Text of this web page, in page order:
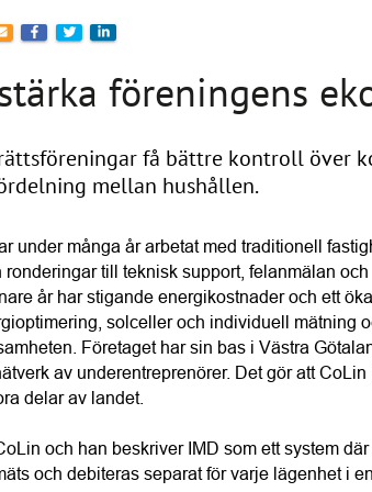
föreningens
få bättre kontroll över
mellan hushållen.
under många år arbetat med traditionell
till teknisk support, felanmälan och
år har stigande energikostnader och ett
solceller och individuell mätning
Företaget har sin bas i Västra
av underentreprenörer. Det gör att
delar av landet.
och han beskriver IMD som ett system där
och debiteras separat för varje lägenhet i en